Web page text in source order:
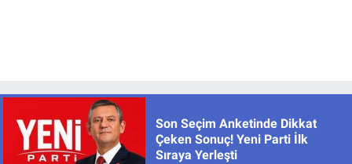
Son Seçim Anketinde Dikkat
Çeken Sonuç! Yeni Parti İlk
Sıraya Yerleşti